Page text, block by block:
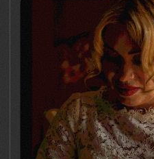
Наш Сайт использует файлы cookie
максимального удобства. Используя
соглашаетесь сПолитикой
выражаете свое согласие на
персональных данных с
Яндекс.Метрика, AppMetrica, Google
Вашего несогласия с обработкой
данных Вы можете отключить
настройках Вашего браузера.